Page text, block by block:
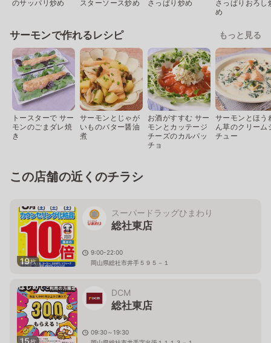
のサッパリ炒め スターソース炒め さっぱり炒め
さっぱりおろし
め
サーモンで作れるレシピ もっと見る
トースターで サー
モンのごまダレ焼
き
サーモンとじゃが
いものバター醤油
煮
お酒がすすむ サー
モンとカッテージ
チーズのカルパッ
チョ
サーモンとほう
ん草のクリーム
チュー
この店舗の近くのチラシ
19枚
スーパードラッグひまわり
総社東店
9:00-22:00
岡山県総社市井手５９５－１
枚
DCM
総社東店
09:30～19:30